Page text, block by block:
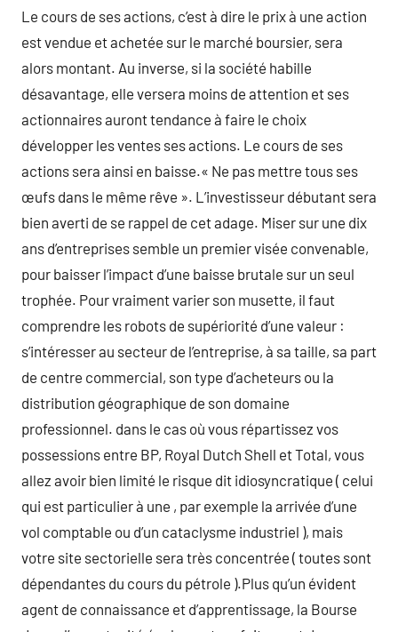
Le cours de ses actions, c’est à dire le prix à une action
est vendue et achetée sur le marché boursier, sera
alors montant. Au inverse, si la société habille
désavantage, elle versera moins de attention et ses
actionnaires auront tendance à faire le choix
développer les ventes ses actions. Le cours de ses
actions sera ainsi en baisse.« Ne pas mettre tous ses
œufs dans le même rêve ». L’investisseur débutant sera
bien averti de se rappel de cet adage. Miser sur une dix
ans d’entreprises semble un premier visée convenable,
pour baisser l’impact d’une baisse brutale sur un seul
trophée. Pour vraiment varier son musette, il faut
comprendre les robots de supériorité d’une valeur :
s’intéresser au secteur de l’entreprise, à sa taille, sa part
de centre commercial, son type d’acheteurs ou la
distribution géographique de son domaine
professionnel. dans le cas où vous répartissez vos
possessions entre BP, Royal Dutch Shell et Total, vous
allez avoir bien limité le risque dit idiosyncratique ( celui
qui est particulier à une , par exemple la arrivée d’une
vol comptable ou d’un cataclysme industriel ), mais
votre site sectorielle sera très concentrée ( toutes sont
dépendantes du cours du pétrole ).Plus qu’un évident
agent de connaissance et d’apprentissage, la Bourse